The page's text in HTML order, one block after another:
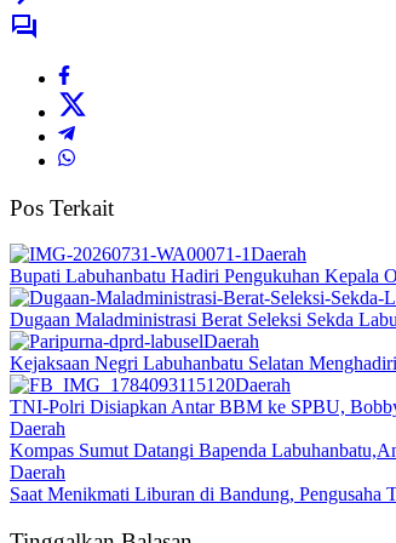
Pos Terkait
Daerah
Bupati Labuhanbatu Hadiri Pengukuhan Kepala
Dugaan Maladministrasi Berat Seleksi Sekda
Daerah
Kejaksaan Negri Labuhanbatu Selatan
Daerah
TNI-Polri Disiapkan Antar BBM ke SPBU,
Daerah
Kompas Sumut Datangi Bapenda
Daerah
Saat Menikmati Liburan di Bandung,